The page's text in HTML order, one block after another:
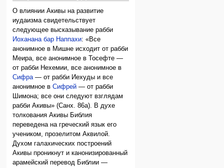
О влиянии Акивы на развитие
иудаизма свидетельствует
следующее высказывание рабби
Иоханана бар Наппахи: «Все
анонимное в Мишне исходит от рабби
Меира, все анонимное в Тосефте —
от рабби Нехемии, все анонимное в
Сифра— от рабби Иехуды и все
анонимное вСифрей — от рабби
Шимона; все они следуют взглядам
рабби Акивы» (Санх. 86а). В духе
толкования Акивы Библия
переведена на греческий язык его
учеником, прозелитом Аквилой.
Духом галахических построений
Акивы проникнут и канонизированный
арамейский перевод Библии —